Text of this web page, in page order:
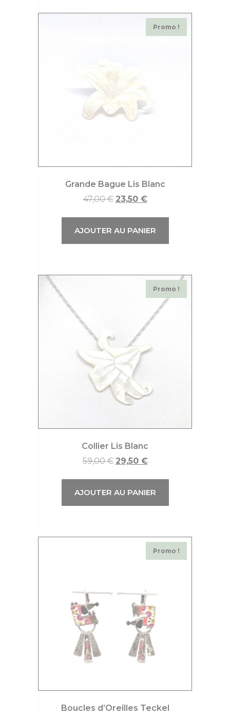
Promo !
Grande Bague Lis Blanc
47,00€ 23,50 €
AJOUTER AU PANIER
Promo !
Collier Lis Blanc
59,00€ 29,50 €
AJOUTER AU PANIER
Promo !
Boucles d’Oreilles Teckel